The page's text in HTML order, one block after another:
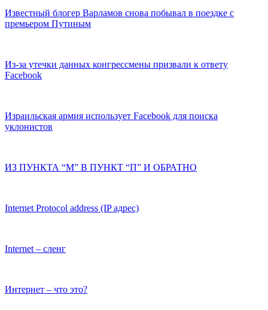
Известный блогер Варламов снова побывал в поездке с
премьером Путиным
Из-за утечки данных конгрессмены призвали к ответу
Facebook
Израильская армия использует Facebook для поиска
уклонистов
ИЗ ПУНКТА “М” В ПУНКТ “П” И ОБРАТНО
Internet Protocol address (IP адрес)
Internet – сленг
Интернет – что это?